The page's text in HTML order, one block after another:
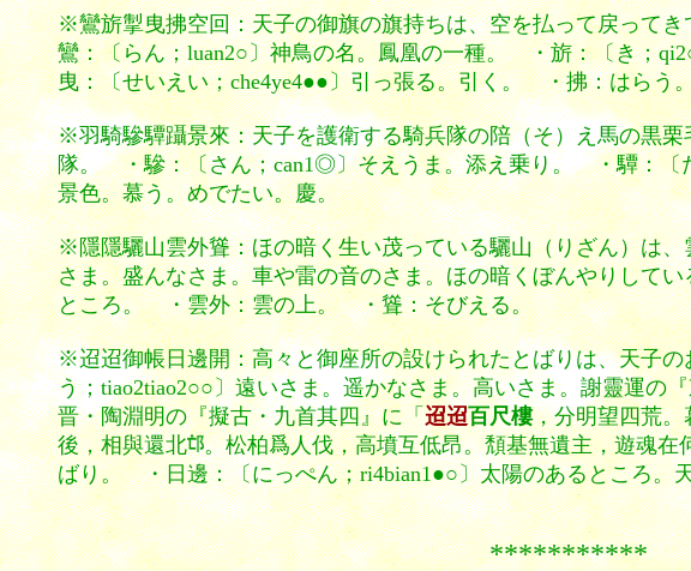
※鸞旂掣曳拂空回：天子の御旗の旗持ちは、空を払って戻って
鸞：〔らん；luan2○〕神鳥の名。鳳凰の一種。 ・旂：〔き；
曳：〔せいえい；che4ye4●●〕引っ張る。引く。 ・拂：はら
※羽騎驂驔躡景來：天子を護衛する騎兵隊の陪（そ）え馬の黒
隊。 ・驂：〔さん；can1◎〕そえうま。添え乗り。 ・驔：
景色。慕う。めでたい。慶。
※隱隱驪山雲外聳：ほの暗く生い茂っている驪山（りざん）は
さま。盛んなさま。車や雷の音のさま。ほの暗くぼんやりして
ところ。 ・雲外：雲の上。 ・聳：そびえる。
※迢迢御帳日邊開：高々と御座所の設けられたとばりは、天子
う；tiao2tiao2○○〕遠いさま。遥かなさま。高いさま。謝靈運の
晋・陶淵明の『擬古・九首其四』に「迢迢百尺樓，分明望四荒
後，相與還北
。松柏爲人伐，高墳互低昂。頽基無遺主，遊魂
ばり。 ・日邊：〔にっぺん；ri4bian1●○〕太陽のあるところ。
***********